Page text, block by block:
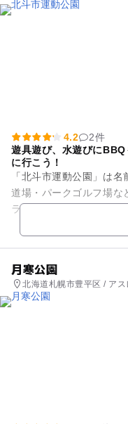
4.2
2件
遊具遊び、水遊びに
に行こう！
「北斗市運動公園」は
道場・パークゴルフ場な
ランニングやウォーキン
すので、マラソン大会前
月寒公園
北海道札幌市豊平区 / ア